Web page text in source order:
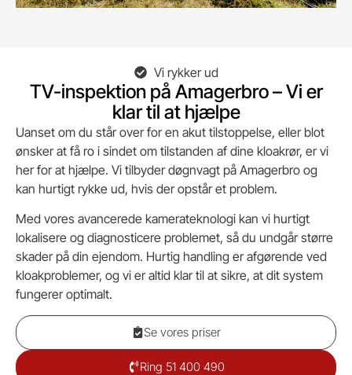
Vi rykker ud
TV-inspektion på Amagerbro – Vi er
klar til at hjælpe
Uanset om du står over for en akut tilstoppelse, eller blot
ønsker at få ro i sindet om tilstanden af dine kloakrør, er vi
her for at hjælpe. Vi tilbyder døgnvagt på Amagerbro og
kan hurtigt rykke ud, hvis der opstår et problem.
Med vores avancerede kamerateknologi kan vi hurtigt
lokalisere og diagnosticere problemet, så du undgår større
skader på din ejendom. Hurtig handling er afgørende ved
kloakproblemer, og vi er altid klar til at sikre, at dit system
fungerer optimalt.
Se vores priser
Ring 51 400 490